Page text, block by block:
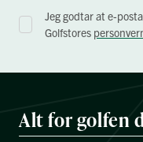
Jeg godtar at e-
Golfstores
Alt for golfen